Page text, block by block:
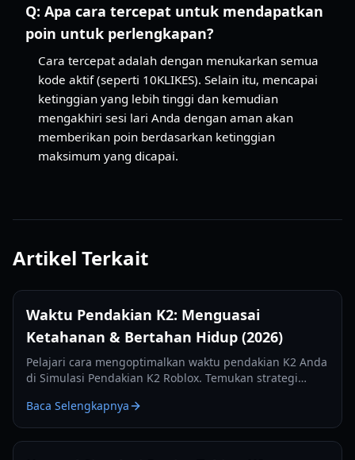
Q: Apa cara tercepat untuk mendapatkan
poin untuk perlengkapan?
Cara tercepat adalah dengan menukarkan semua
kode aktif (seperti 10KLIKES). Selain itu, mencapai
ketinggian yang lebih tinggi dan kemudian
mengakhiri sesi lari Anda dengan aman akan
memberikan poin berdasarkan ketinggian
maksimum yang dicapai.
Artikel Terkait
Waktu Pendakian K2: Menguasai
Ketahanan & Bertahan Hidup (2026)
Pelajari cara mengoptimalkan waktu pendakian K2 Anda
di Simulasi Pendakian K2 Roblox. Temukan strategi
pendakian yang efisien.
Baca Selengkapnya